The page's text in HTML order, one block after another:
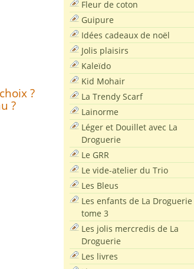
?
?
Fleur de coton
Guipure
Idées cadeaux de noël
Jolis plaisirs
Kaleïdo
Kid Mohair
La Trendy Scarf
Lainorme
Léger et Douillet avec La
Droguerie
Le GRR
Le vide-atelier du Trio
Les Bleus
Les enfants de La Droguerie
tome 3
Les jolis mercredis de La
Droguerie
Les livres